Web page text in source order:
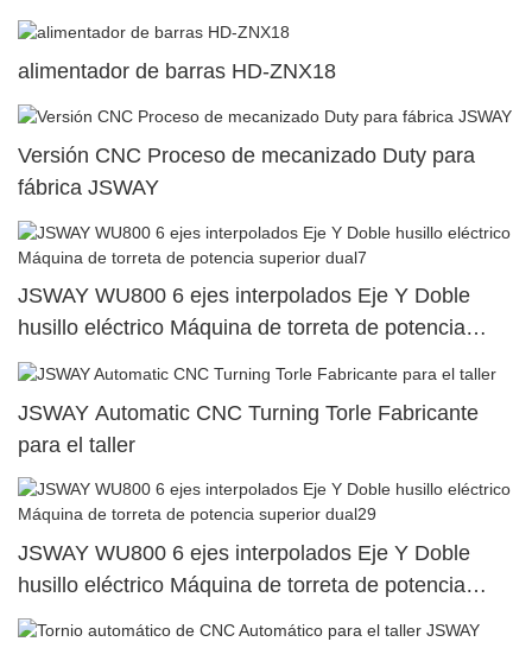
alimentador de barras HD-ZNX18
Versión CNC Proceso de mecanizado Duty para
fábrica JSWAY
JSWAY WU800 6 ejes interpolados Eje Y Doble
husillo eléctrico Máquina de torreta de potencia
superior dual7
JSWAY Automatic CNC Turning Torle Fabricante
para el taller
JSWAY WU800 6 ejes interpolados Eje Y Doble
husillo eléctrico Máquina de torreta de potencia
superior dual29